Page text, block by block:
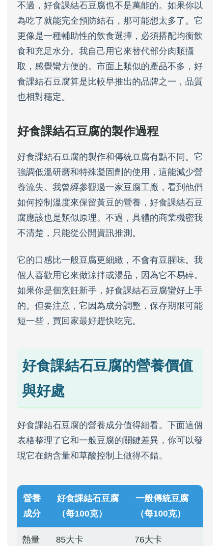
不過，好食課結石豆腐也不是萬能的。如果你以
為吃了就能完全預防結石，那可能想太多了。它
更像是一種輔助性的飲食選擇，必須搭配均衡飲
食和充足水分。我自己用它來替代部分肉類攝
取，感覺蠻方便的。市面上類似的產品不多，好
食課結石豆腐算是比較早推出的品牌之一，品質
也相對穩定。
好食課結石豆腐的製作過程
好食課結石豆腐的製作和傳統豆腐有點不同。它
強調低溫研磨和特殊凝固劑的使用，這能減少營
養流失。我曾經參觀過一家豆腐工廠，看到他們
如何控制溫度來保留黃豆的營養，好食課結石豆
腐應該也是類似原理。不過，具體的商業機密我
不清楚，只能從公開資訊推測。
它的口感比一般豆腐更細緻，不會有豆腥味。我
個人喜歡用它來做涼拌或湯品，因為它不易碎。
如果你是個烹飪新手，好食課結石豆腐蠻好上手
的。但要注意，它因為成分調整，保存期限可能
短一些，買回家最好趕快吃完。
好食課結石豆腐的營養價值
與好處
好食課結石豆腐的營養成分值得細看。下面這個
表格整理了它和一般豆腐的關鍵差異，你可以發
現它在鈉含量和草酸控制上做得不錯。
營養
成分
好食課結石豆腐
（每100克）
一般傳統豆腐
（每100克）
熱量 85大卡 76大卡